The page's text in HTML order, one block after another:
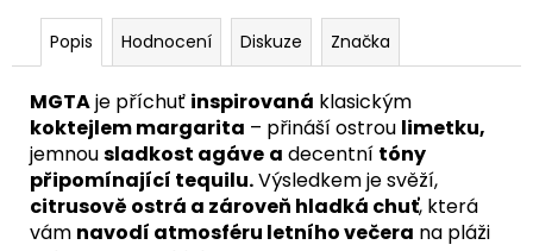
Popis Hodnocení Diskuze Značka
MGTAje příchuť inspirovaná klasickým
koktejlem margarita – přináší ostrou limetku,
jemnousladkost agáve a decentní tóny
připomínající tequilu.Výsledkem je svěží,
citrusově ostrá a zároveň hladká chuť, která
vám navodí atmosféru letního večera na pláži